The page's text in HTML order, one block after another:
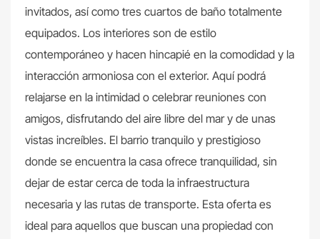
invitados, así como tres cuartos de baño totalmente
equipados. Los interiores son de estilo
contemporáneo y hacen hincapié en la comodidad y la
interacción armoniosa con el exterior. Aquí podrá
relajarse en la intimidad o celebrar reuniones con
amigos, disfrutando del aire libre del mar y de unas
vistas increíbles. El barrio tranquilo y prestigioso
donde se encuentra la casa ofrece tranquilidad, sin
dejar de estar cerca de toda la infraestructura
necesaria y las rutas de transporte. Esta oferta es
ideal para aquellos que buscan una propiedad con